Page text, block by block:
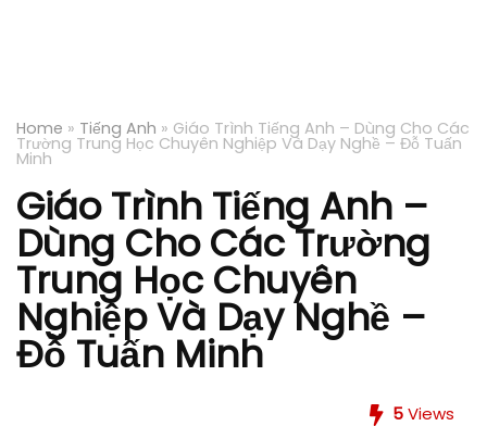
Home » Tiếng Anh » Giáo Trình Tiếng Anh – Dùng Cho Các
Trường Trung Học Chuyên Nghiệp Và Dạy Nghề – Đỗ Tuấn
Minh
Giáo Trình Tiếng Anh –
Dùng Cho Các Trường
Trung Học Chuyên
Nghiệp Và Dạy Nghề –
Đỗ Tuấn Minh
5Views